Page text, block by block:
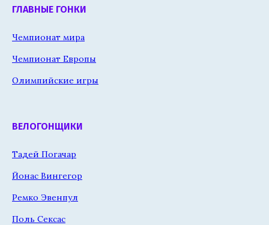
ГЛАВНЫЕ ГОНКИ
Чемпионат мира
Чемпионат Европы
Олимпийские игры
ВЕЛОГОНЩИКИ
Тадей Погачар
Йонас Вингегор
Ремко Эвенпул
Поль Сексас